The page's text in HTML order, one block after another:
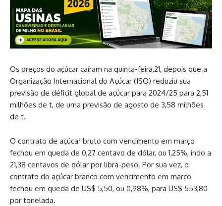
Os preços do açúcar caíram na quinta-feira,21, depois que a
Organização Internacional do Açúcar (ISO) reduziu sua
previsão de déficit global de açúcar para 2024/25 para 2,51
milhões de t, de uma previsão de agosto de 3,58 milhões
de t.
O contrato de açúcar bruto com vencimento em março
fechou em queda de 0,27 centavo de dólar, ou 1,25%, indo a
21,38 centavos de dólar por libra-peso. Por sua vez, o
contrato do açúcar branco com vencimento em março
fechou em queda de US$ 5,50, ou 0,98%, para US$ 553,80
por tonelada.